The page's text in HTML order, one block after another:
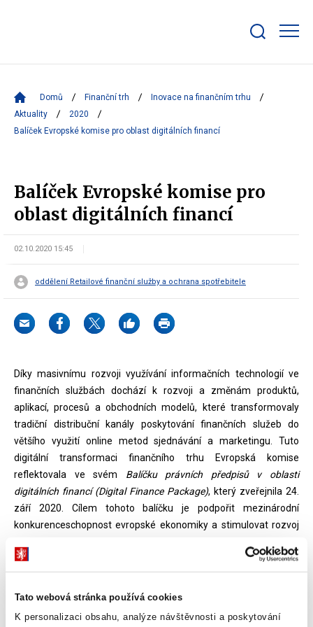
Tato webová stránka používá cookies
K personalizaci obsahu, analýze návštěvnosti a poskytování
bar
Domů Finanční trh
Inovace na finančním trhu
Aktuality
2020
Balíček Evropské komise pro oblast digitálních financí
Balíček Evropské komise pro
oblast digitálních financí
02.10.2020 15:45
oddělení Retailové finanční služby a ochrana spotřebitele
Díky masivnímu rozvoji využívání informačních technologií ve
finančních službách dochází k rozvoji a změnám produktů,
aplikací, procesů a obchodních modelů, které transformovaly
tradiční distribuční kanály poskytování finančních služeb do
většího využití online metod sjednávání a marketingu. Tuto
digitální transformaci finančního trhu Evropská komise
reflektovala ve svém Balíčku právních předpisů v oblasti
digitálních financí (Digital Finance Package), který zveřejnila 24.
září 2020. Cílem tohoto balíčku je podpořit mezinárodní
konkurenceschopnost evropské ekonomiky a stimulovat rozvoj
spotřebitele a zajištění stability finančního trhu.
Návrh nařízení o trzích s kryptoaktivy (MiCA), Návrh nařízení o
pilotním režimu tržní infrastruktury založené na technologii